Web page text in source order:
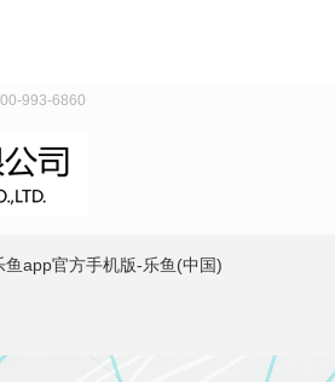
993-6860
鱼app官方手机版-乐鱼(中国)